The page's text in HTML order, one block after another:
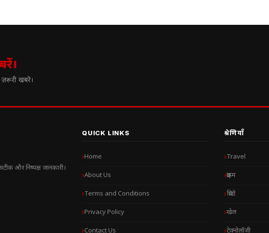
खबरें।
और निष्पक्ष जानकारी।
QUICK LINKS
Home
About Us
Terms and Conditions
Privacy Policy
Contact Us
श्रेणियाँ
Travel
क्राइम
क्रिप्टो
खेल
टेक्नोलॉजी